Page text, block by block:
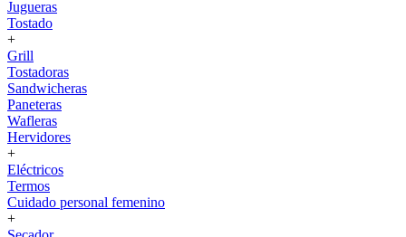
Jugueras
Tostado
+
Grill
Tostadoras
Sandwicheras
Paneteras
Wafleras
Hervidores
+
Eléctricos
Termos
Cuidado personal femenino
+